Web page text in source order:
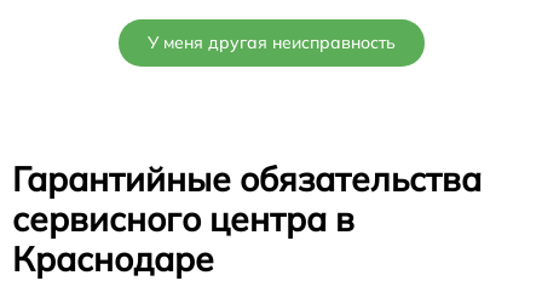
У меня другая неисправность
Гарантийные обязательства
сервисного центра в
Краснодаре